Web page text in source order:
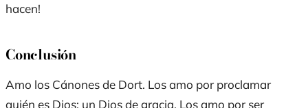
hacen!
Conclusión
Amo los Cánones de Dort. Los amo por proclamar
quién es Dios: un Dios de gracia. Los amo por ser